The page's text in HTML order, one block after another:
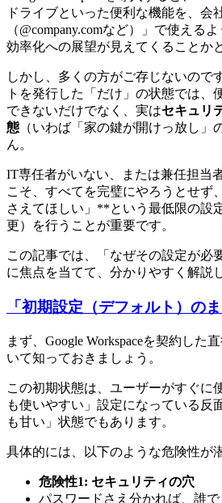
ドライブといった便利な機能を、会
（@company.comなど）」で使える
効率化への展望が見えてくることか
しかし、多くの方がご存じないので
トを発行した「だけ」の状態では、
できないだけでなく、実はセキュリ
態 （いわば「家の鍵が開けっ放し」
ん。
IT専任者がいない、または兼任担当
こそ、すべてを完璧にやろうとせず
さえてほしい」**という最低限の設
更）を行うことが重要です。
この記事では、「なぜその設定が必
に焦点を当てて、分かりやすく解説
「初期設定（デフォルト）の
まず、Google Workspaceを契約した
いて知っておきましょう。
この初期状態は、ユーザーがすぐに
も使いやすい」設定になっている反
も甘い」状態でもあります。
具体的には、以下のような危険性が
危険性1: セキュリティの穴
パスワードさえ分かれば、誰